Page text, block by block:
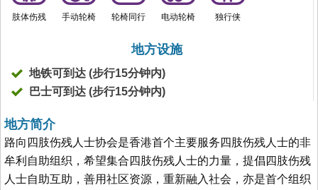
肢体伤残 手动轮椅 轮椅同行 电动轮椅 独行侠
地方设施
地铁可到达 (步行15分钟内)
巴士可到达 (步行15分钟内)
地方简介
路向四肢伤残人士协会是香港首个主要服务四肢伤残人士的非
牟利自助组织，希望集合四肢伤残人士的力量，提倡四肢伤残
人士自助互助，善用社区资源，重新融入社会，亦是首个组织